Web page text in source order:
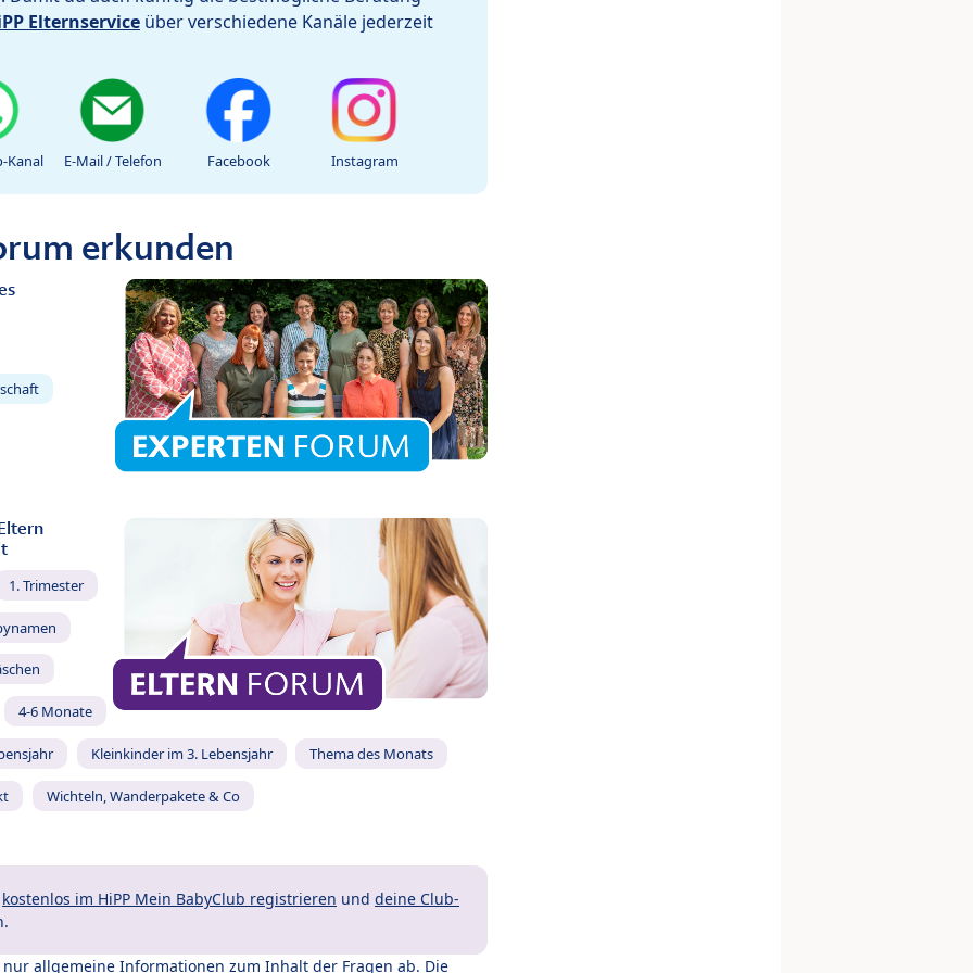
Elternservice über verschiedene Kanäle jederzeit
Kanal E-Mail / Telefon Facebook Instagram
erkunden
1. Trimester
4-6 Monate
Kleinkinder im 3. Lebensjahr Thema des Monats
Wichteln, Wanderpakete & Co
kostenlos im HiPP Mein BabyClub registrieren und deine Club-
allgemeine Informationen zum Inhalt der Fragen ab. Die